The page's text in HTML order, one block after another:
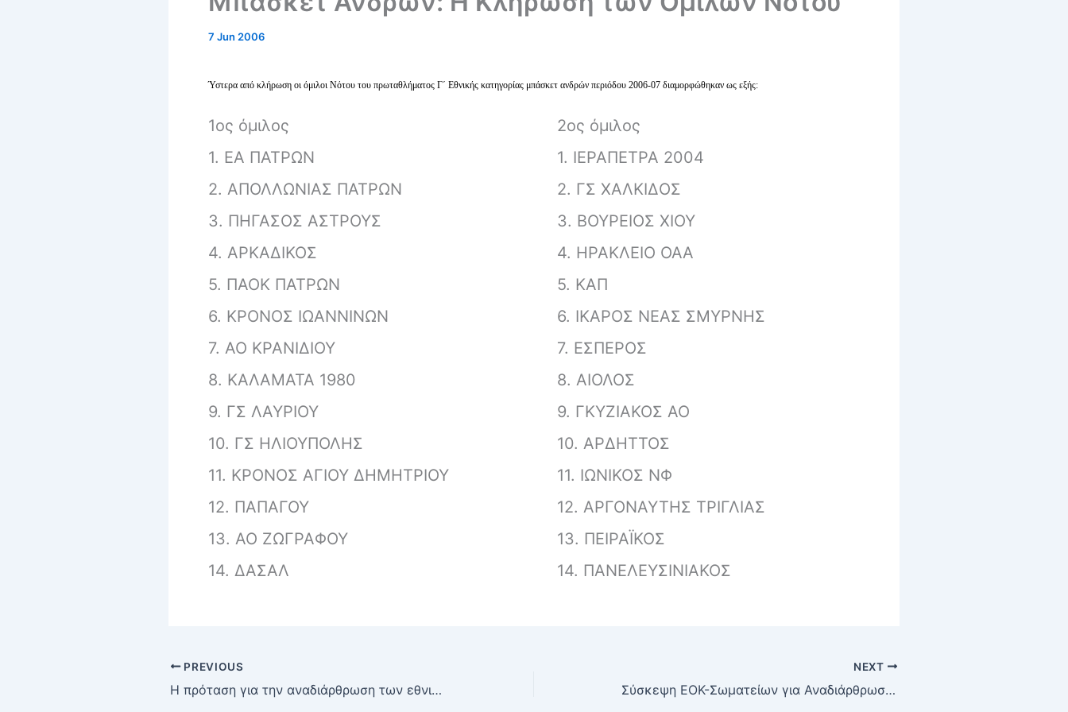
7 Jun 2006
Ύστερα από κλήρωση οι όμιλοι Νότου του πρωταθλήματος Γ΄ Εθνικής κατηγορίας μπάσκετ ανδρών περιόδου 2006-07 διαμορφώθηκαν ως εξής:
1ος όμιλος
1. ΕΑ ΠΑΤΡΩΝ
2. ΑΠΟΛΛΩΝΙΑΣ ΠΑΤΡΩΝ
3. ΠΗΓΑΣΟΣ ΑΣΤΡΟΥΣ
4. ΑΡΚΑΔΙΚΟΣ
5. ΠΑΟΚ ΠΑΤΡΩΝ
6. ΚΡΟΝΟΣ ΙΩΑΝΝΙΝΩΝ
7. ΑΟ ΚΡΑΝΙΔΙΟΥ
8. ΚΑΛΑΜΑΤΑ 1980
9. ΓΣ ΛΑΥΡΙΟΥ
10. ΓΣ ΗΛΙΟΥΠΟΛΗΣ
11. ΚΡΟΝΟΣ ΑΓΙΟΥ ΔΗΜΗΤΡΙΟΥ
12. ΠΑΠΑΓΟΥ
13. ΑΟ ΖΩΓΡΑΦΟΥ
14. ΔΑΣΑΛ
2ος όμιλος
1. ΙΕΡΑΠΕΤΡΑ 2004
2. ΓΣ ΧΑΛΚΙΔΟΣ
3. ΒΟΥΡΕΙΟΣ ΧΙΟΥ
4. ΗΡΑΚΛΕΙΟ ΟΑΑ
5. ΚΑΠ
6. ΙΚΑΡΟΣ ΝΕΑΣ ΣΜΥΡΝΗΣ
7. ΕΣΠΕΡΟΣ
8. ΑΙΟΛΟΣ
9. ΓΚΥΖΙΑΚΟΣ ΑΟ
10. ΑΡΔΗΤΤΟΣ
11. ΙΩΝΙΚΟΣ ΝΦ
12. ΑΡΓΟΝΑΥΤΗΣ ΤΡΙΓΛΙΑΣ
13. ΠΕΙΡΑΪΚΟΣ
14. ΠΑΝΕΛΕΥΣΙΝΙΑΚΟΣ
PREVIOUS
Η πρόταση για την αναδιάρθρωση των εθνικών πρωταθλημάτων
NEXT
Σύσκεψη ΕΟΚ-Σωματείων για Αναδιάρθρωση κατηγοριών